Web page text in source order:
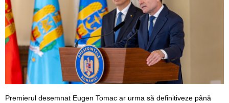
Premierul desemnat Eugen Tomac ar urma să definitiveze până